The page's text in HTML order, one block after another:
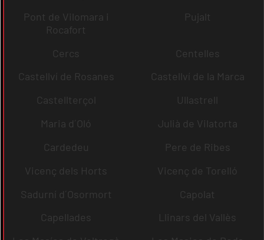
Pont de Vilomara i
Rocafort
Pujalt
Cercs
Centelles
Castellví de Rosanes
Castellví de la Marca
Castellterçol
Ullastrell
Maria d´Oló
Julià de Vilatorta
Cardedeu
Pere de Ribes
Vicenç dels Horts
Vicenç de Torelló
Sadurní d´Osormort
Capolat
Capellades
Llinars del Vallès